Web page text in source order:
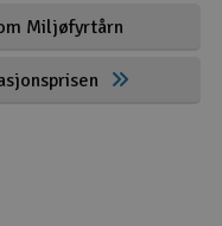
Miljøfyrtårn